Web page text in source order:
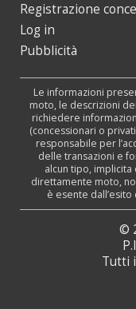
Registrazione
Log in
Pubblicità
Le informazioni
moto, le descrizioni
richiedere
(concessionari o
responsabile per
delle transazioni e
alcun tipo, implicita
direttamente moto,
è esente
©
Tutti